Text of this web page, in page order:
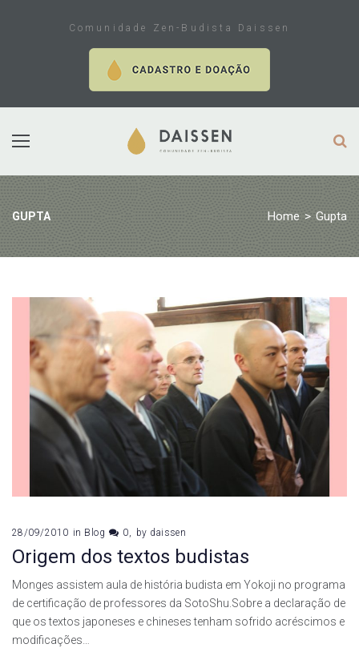
Comunidade Zen-Budista Daissen
GUPTA Home > Gupta
Gupta
28/09/2010 in Blog 0 by daissen
Origem dos textos budistas
Monges assistem aula de história budista em Yokoji no programa
de certificação de professores da SotoShu.Sobre a declaração de
que os textos japoneses e chineses tenham sofrido acréscimos e
modificações…